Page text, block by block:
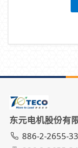
东元电机股份有
886-2-2655-